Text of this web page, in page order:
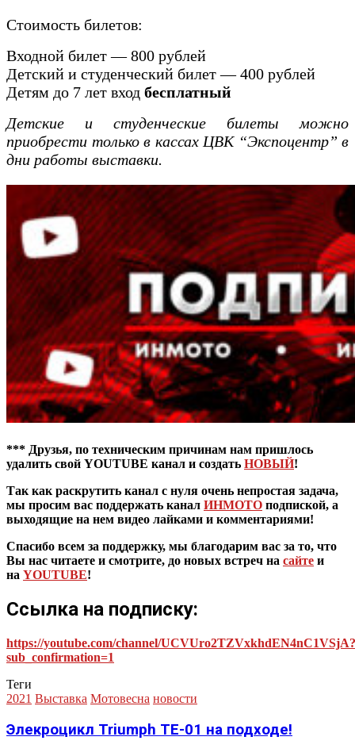
Стоимость билетов:
Входной билет — 800 рублей
Детский и студенческий билет — 400 рублей
Детям до 7 лет вход бесплатный
Детские и студенческие билеты можно
приобрести только в кассах ЦВК “Экспоцентр” в
дни работы выставки.
*** Друзья, по техническим причинам нам пришлось
удалить свой YOUTUBE канал и создать НОВЫЙ!
Так как раскрутить канал с нуля очень непростая задача,
мы просим вас поддержать канал ИНМОТО подпиской, а
выходящие на нем видео лайками и комментариями!
Спасибо всем за поддержку, мы благодарим вас за то, что
Вы нас читаете и смотрите, до новых встреч на сайте и
на YOUTUBE!
Ссылка на подписку:
https://youtube.com/channel/UCVUro2TZVxkhdEN4nC1VSjA?
sub_confirmation=1
Теги
2021 Выставка Мотовесна новости
Элекроцикл Triumph TE-01 на подходе!